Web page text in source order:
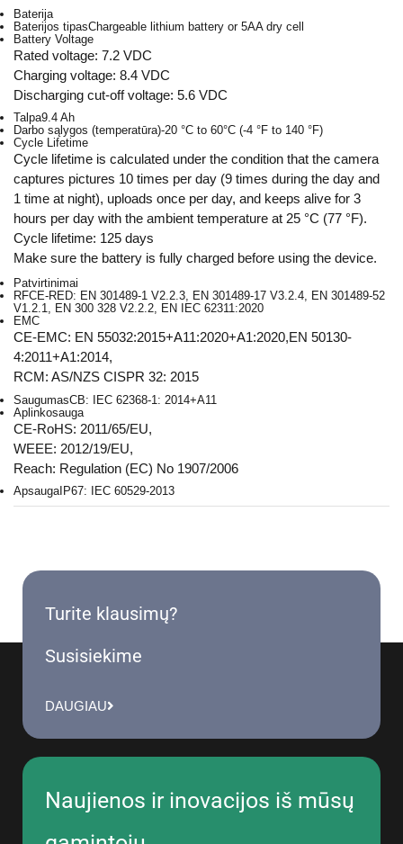
Baterija
Baterijos tipasChargeable lithium battery or 5AA dry cell
Battery Voltage
Rated voltage: 7.2 VDC
Charging voltage: 8.4 VDC
Discharging cut-off voltage: 5.6 VDC
Talpa9.4 Ah
Darbo sąlygos (temperatūra)-20 °C to 60°C (-4 °F to 140 °F)
Cycle Lifetime
Cycle lifetime is calculated under the condition that the camera
captures pictures 10 times per day (9 times during the day and
1 time at night), uploads once per day, and keeps alive for 3
hours per day with the ambient temperature at 25 °C (77 °F).
Cycle lifetime: 125 days
Make sure the battery is fully charged before using the device.
Patvirtinimai
RFCE-RED: EN 301489-1 V2.2.3, EN 301489-17 V3.2.4, EN 301489-52
V1.2.1, EN 300 328 V2.2.2, EN IEC 62311:2020
EMC
CE-EMC: EN 55032:2015+A11:2020+A1:2020,EN 50130-
4:2011+A1:2014,
RCM: AS/NZS CISPR 32: 2015
SaugumasCB: IEC 62368-1: 2014+A11
Aplinkosauga
CE-RoHS: 2011/65/EU,
WEEE: 2012/19/EU,
Reach: Regulation (EC) No 1907/2006
ApsaugaIP67: IEC 60529-2013
Turite klausimų?
Susisiekime
DAUGIAU
Naujienos ir inovacijos iš mūsų